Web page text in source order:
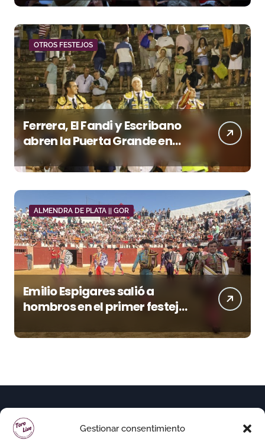
Gestionar consentimiento
OTROS FESTEJOS
Ferrera, El Fandi y Escribano
abren la Puerta Grande en
una tarde triunfal en Azuaga
ALMENDRA DE PLATA || GOR
Emilio Espigares salió a
hombros en el primer festejo
la Feria de Gor